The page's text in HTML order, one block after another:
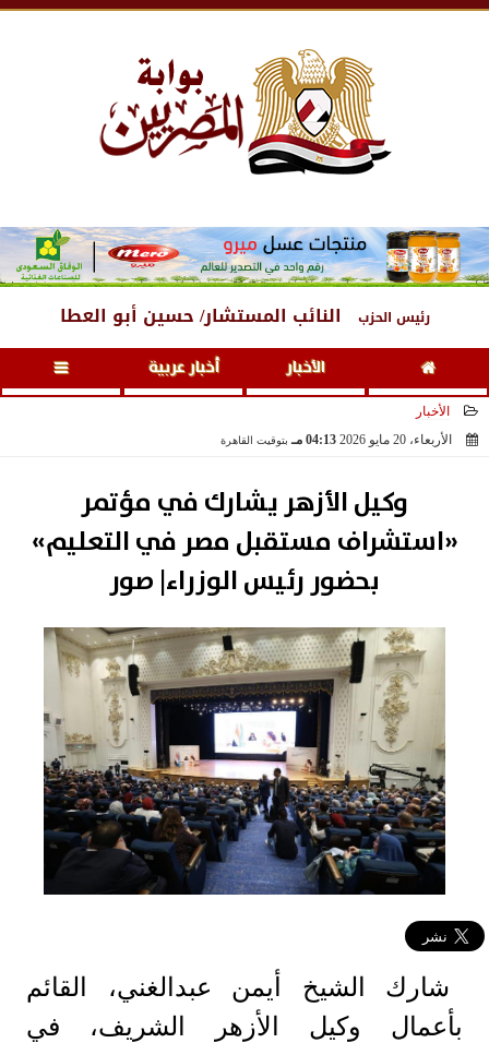
رئيس الحزب النائب المستشار/ حسين أبو العطا
الأخبار أخبار عربية
الأخبار
الأربعاء، 20 مايو 2026
04:13 مـ بتوقيت القاهرة
وكيل الأزهر يشارك في مؤتمر
«استشراف مستقبل مصر في التعليم»
بحضور رئيس الوزراء| صور
شارك الشيخ أيمن عبدالغني، القائم
بأعمال وكيل الأزهر الشريف، في